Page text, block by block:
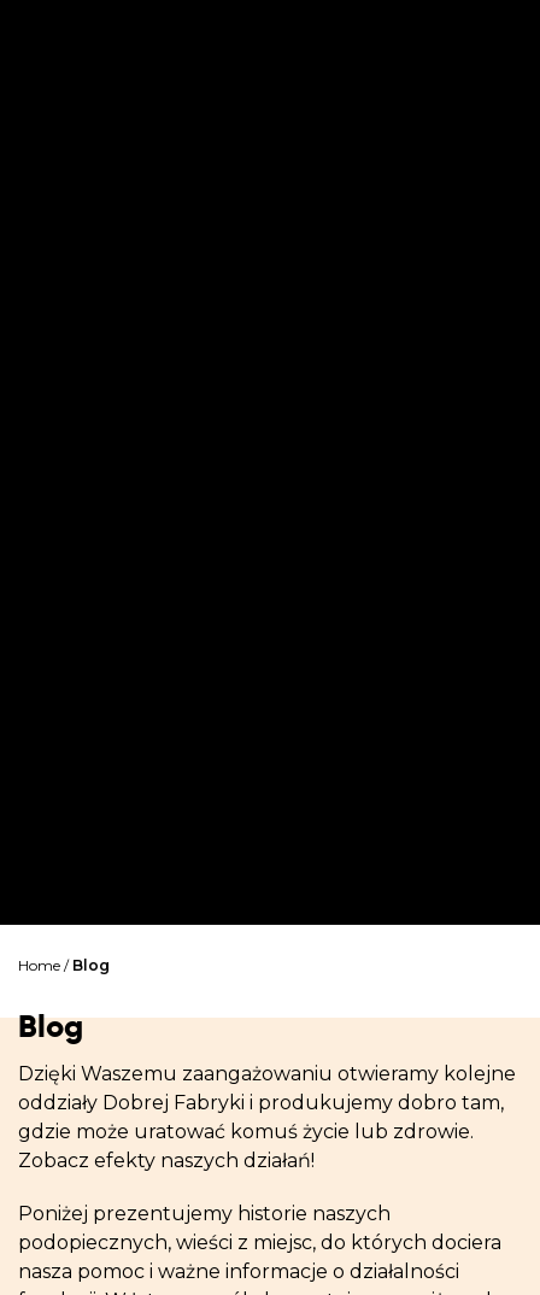
Home / Blog
Blog
Dzięki Waszemu zaangażowaniu otwieramy kolejne
oddziały Dobrej Fabryki i produkujemy dobro tam,
gdzie może uratować komuś życie lub zdrowie.
Zobacz efekty naszych działań!
Poniżej prezentujemy historie naszych
podopiecznych, wieści z miejsc, do których dociera
nasza pomoc i ważne informacje o działalności